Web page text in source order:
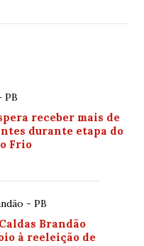
PB
receber mais de
durante etapa do
Frio
- PB
Brandão
à reeleição de